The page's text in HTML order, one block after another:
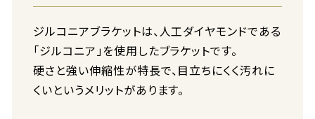
ジルコニアブラケットは、人工ダイヤモンドである
「ジルコニア」を使用したブラケットです。
硬さと強い伸縮性が特長で、目立ちにくく汚れに
くいというメリットがあります。